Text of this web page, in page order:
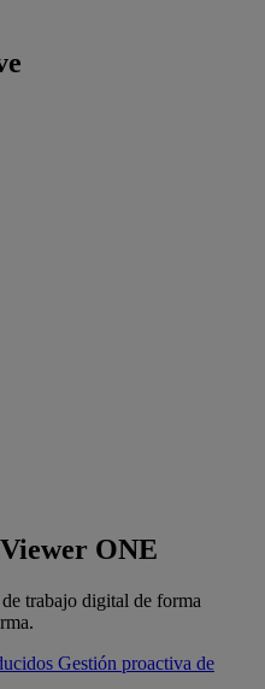
ONE
trabajo digital de forma
Gestión proactiva de